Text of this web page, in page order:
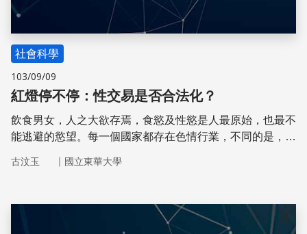
社會科學
103/09/09
紅燈停不停：性交易是否合法化？
飲食男女，人之大欲存焉，食慾及性慾是人最原始，也最不
能逃避的慾望。每一個國家都存在色情行業，不同的是，對
並成立紅燈區集中管理，但多數國家認為那會帶來負面的影
古汶玉 ｜ 國立東華大學
儲存